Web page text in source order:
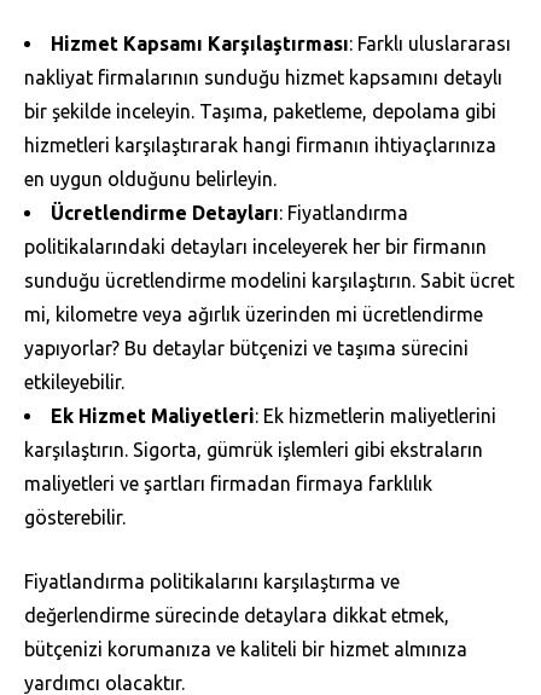
Hizmet Kapsamı Karşılaştırması: Farklı uluslararası
nakliyat firmalarının sunduğu hizmet kapsamını detaylı
bir şekilde inceleyin. Taşıma, paketleme, depolama gibi
hizmetleri karşılaştırarak hangi firmanın ihtiyaçlarınıza
en uygun olduğunu belirleyin.
Ücretlendirme Detayları: Fiyatlandırma
politikalarındaki detayları inceleyerek her bir firmanın
sunduğu ücretlendirme modelini karşılaştırın. Sabit ücret
mi, kilometre veya ağırlık üzerinden mi ücretlendirme
yapıyorlar? Bu detaylar bütçenizi ve taşıma sürecini
etkileyebilir.
Ek Hizmet Maliyetleri: Ek hizmetlerin maliyetlerini
karşılaştırın. Sigorta, gümrük işlemleri gibi ekstraların
maliyetleri ve şartları firmadan firmaya farklılık
gösterebilir.
Fiyatlandırma politikalarını karşılaştırma ve
değerlendirme sürecinde detaylara dikkat etmek,
bütçenizi korumanıza ve kaliteli bir hizmet almınıza
yardımcı olacaktır.